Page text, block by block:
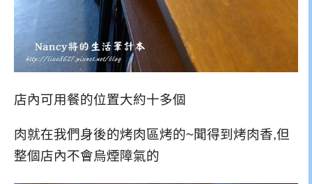
店內可用餐的位置大約十多個
肉就在我們身後的烤肉區烤的~聞得到烤肉香,但
整個店內不會烏煙障氣的